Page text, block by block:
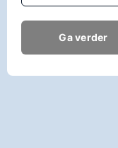
Ga verder